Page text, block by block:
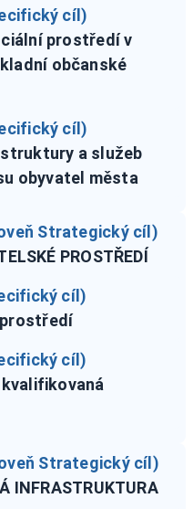
cíl)
prostředí v
občanské
cíl)
a služeb
obyvatel města
Strategický cíl)
PROSTŘEDÍ
cíl)
cíl)
Strategický cíl)
INFRASTRUKTURA